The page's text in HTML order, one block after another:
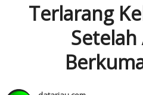
Terlarang
Setelah